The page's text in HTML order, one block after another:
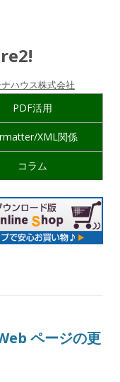
ハウス株式会社
PDF活用
XML関係
コラム
ページの更